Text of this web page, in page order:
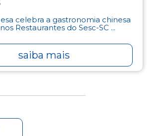
celebra a gastronomia chinesa
Restaurantes do Sesc-SC ...
saiba mais